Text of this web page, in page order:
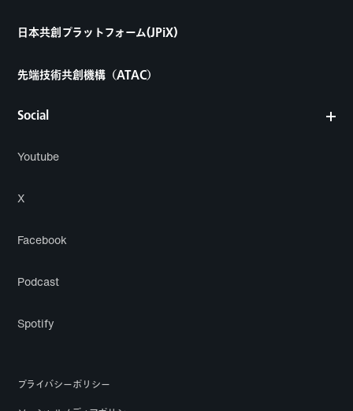
Social
Youtube
X
Facebook
Podcast
Spotify
日本共創プラットフォーム(JPiX)
先端技術共創機構（ATAC）
プライバシーポリシー